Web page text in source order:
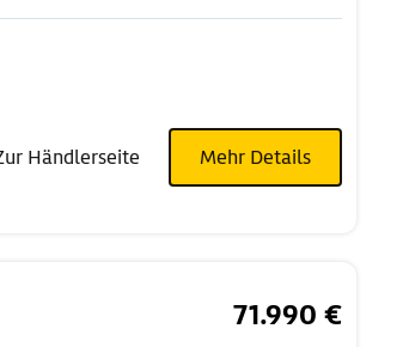
Händlerseite Mehr Details
71.990 €